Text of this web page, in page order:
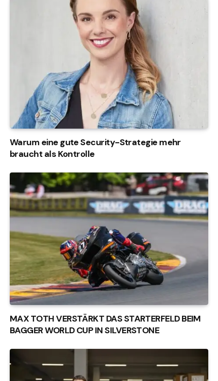
Warum eine gute Security-Strategie mehr
braucht als Kontrolle
MAX TOTH VERSTÄRKT DAS STARTERFELD BEIM
BAGGER WORLD CUP IN SILVERSTONE